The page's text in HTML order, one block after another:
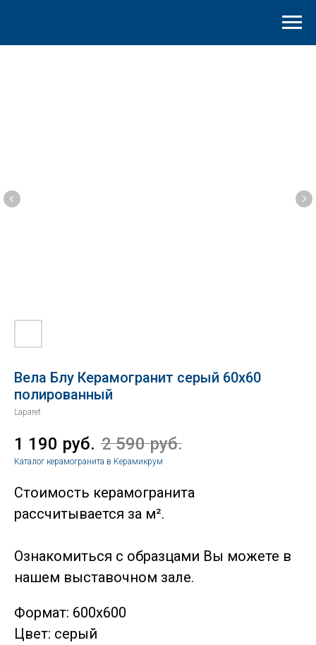
Вела Блу Керамогранит серый 60х60
полированный
Laparet
1 190 руб. 2 590 руб.
Каталог керамогранита в Керамикрум
Стоимость керамогранита
рассчитывается за м².
Ознакомиться с образцами Вы можете в
нашем выставочном зале.
Формат: 600х600
Цвет: серый